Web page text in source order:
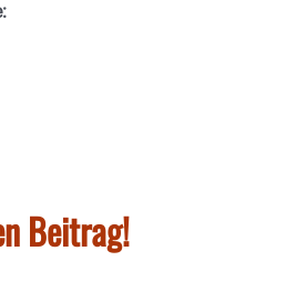
Beitrag!